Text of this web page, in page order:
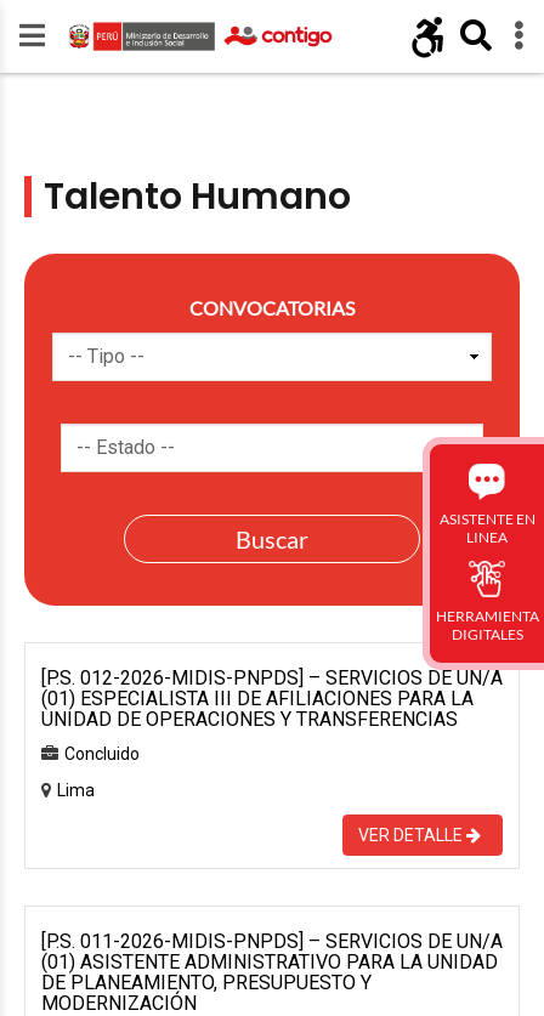
Talento Humano
CONVOCATORIAS
[P.S. 012-2026-MIDIS-PNPDS] – SERVICIOS DE UN/A
(01) ESPECIALISTA III DE AFILIACIONES PARA LA
UNIDAD DE OPERACIONES Y TRANSFERENCIAS
Concluido
Lima
VER DETALLE
[P.S. 011-2026-MIDIS-PNPDS] – SERVICIOS DE UN/A
(01) ASISTENTE ADMINISTRATIVO PARA LA UNIDAD
DE PLANEAMIENTO, PRESUPUESTO Y
MODERNIZACIÓN
ASISTENTE EN
LINEA
HERRAMIENTA
DIGITALES